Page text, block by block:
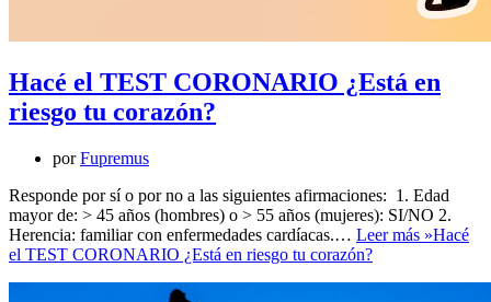
Hacé el TEST CORONARIO ¿Está en
riesgo tu corazón?
porFupremus
Responde por sí o por no a las siguientes afirmaciones: 1. Edad
mayor de: > 45 años (hombres) o > 55 años (mujeres): SI/NO 2.
Herencia: familiar con enfermedades cardíacas.… Leer más »Hacé
el TEST CORONARIO ¿Está en riesgo tu corazón?